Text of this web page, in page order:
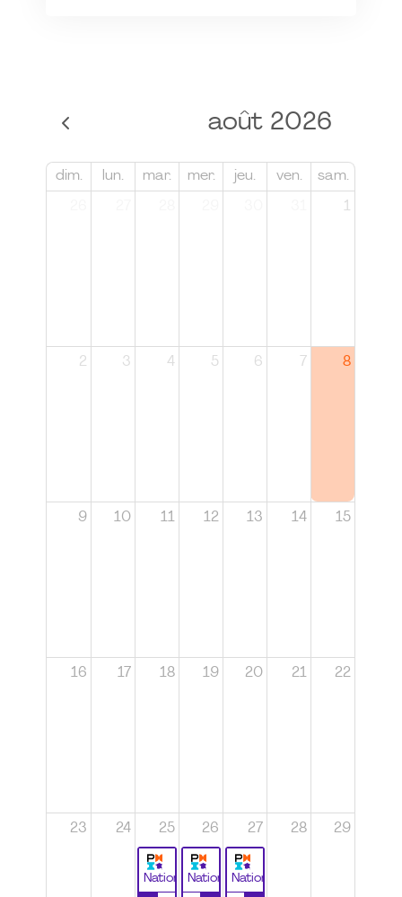
août 2026
dim. lun. mar. mer. jeu. ven. sam.
1
2 3 4 5 6 7 8
9 10 11 12 13 14 15
16 17 18 19 20 21 22
23 24 25
National
26
National
27
National
28 29